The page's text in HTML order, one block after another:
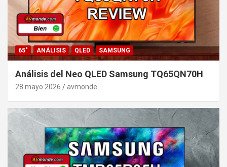
65" ANÁLISIS QLED SAMSUNG
Análisis del Neo QLED Samsung TQ65QN70H
28 mayo 2026 avmonde